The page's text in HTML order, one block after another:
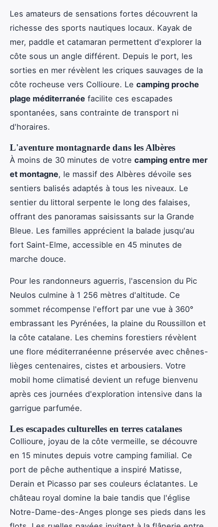
Les amateurs de sensations fortes découvrent la
richesse des sports nautiques locaux. Kayak de
mer, paddle et catamaran permettent d'explorer la
côte sous un angle différent. Depuis le port, les
sorties en mer révèlent les criques sauvages de la
côte rocheuse vers Collioure. Le camping proche
plage méditerranée facilite ces escapades
spontanées, sans contrainte de transport ni
d'horaires.
L'aventure montagnarde dans les Albères
À moins de 30 minutes de votre camping entre mer
et montagne, le massif des Albères dévoile ses
sentiers balisés adaptés à tous les niveaux. Le
sentier du littoral serpente le long des falaises,
offrant des panoramas saisissants sur la Grande
Bleue. Les familles apprécient la balade jusqu'au
fort Saint-Elme, accessible en 45 minutes de
marche douce.
Pour les randonneurs aguerris, l'ascension du Pic
Neulos culmine à 1 256 mètres d'altitude. Ce
sommet récompense l'effort par une vue à 360°
embrassant les Pyrénées, la plaine du Roussillon et
la côte catalane. Les chemins forestiers révèlent
une flore méditerranéenne préservée avec chênes-
lièges centenaires, cistes et arbousiers. Votre
mobil home climatisé devient un refuge bienvenu
après ces journées d'exploration intensive dans la
garrigue parfumée.
Les escapades culturelles en terres catalanes
Collioure, joyau de la côte vermeille, se découvre
en 15 minutes depuis votre camping familial. Ce
port de pêche authentique a inspiré Matisse,
Derain et Picasso par ses couleurs éclatantes. Le
château royal domine la baie tandis que l'église
Notre-Dame-des-Anges plonge ses pieds dans les